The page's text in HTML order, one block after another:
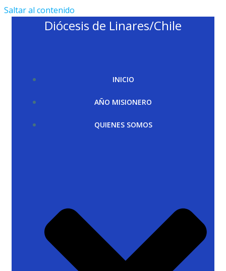
Saltar al contenido
Diócesis de Linares/Chile
INICIO
AÑO MISIONERO
QUIENES SOMOS